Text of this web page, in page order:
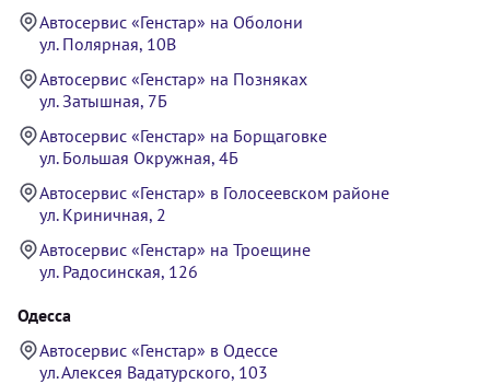
Автосервис «Генстар» на Оболони
ул. Полярная, 10В
Автосервис «Генстар» на Позняках
ул. Затышная, 7Б
Автосервис «Генстар» на Борщаговке
ул. Большая Окружная, 4Б
Автосервис «Генстар» в Голосеевском районе
ул. Криничная, 2
Автосервис «Генстар» на Троещине
ул. Радосинская, 126
Одесса
Автосервис «Генстар» в Одессе
ул. Алексея Вадатурского, 103